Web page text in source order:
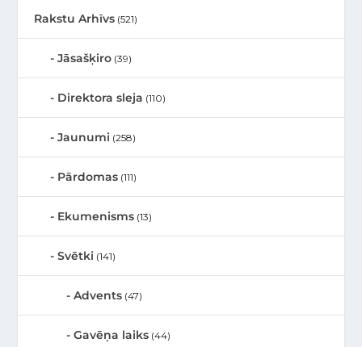
Rakstu Arhīvs (521)
Jāsašķiro (39)
Direktora sleja (110)
Jaunumi (258)
Pārdomas (111)
Ekumenisms (13)
Svētki (141)
Advents (47)
Gavēņa laiks (44)